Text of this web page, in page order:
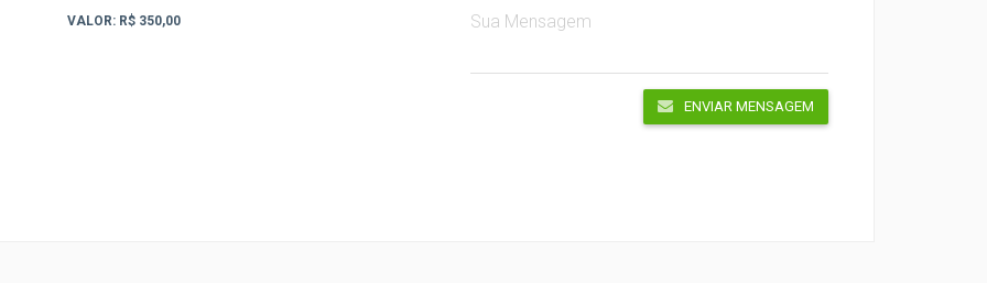
VALOR: R$ 350,00
ENVIAR MENSAGEM